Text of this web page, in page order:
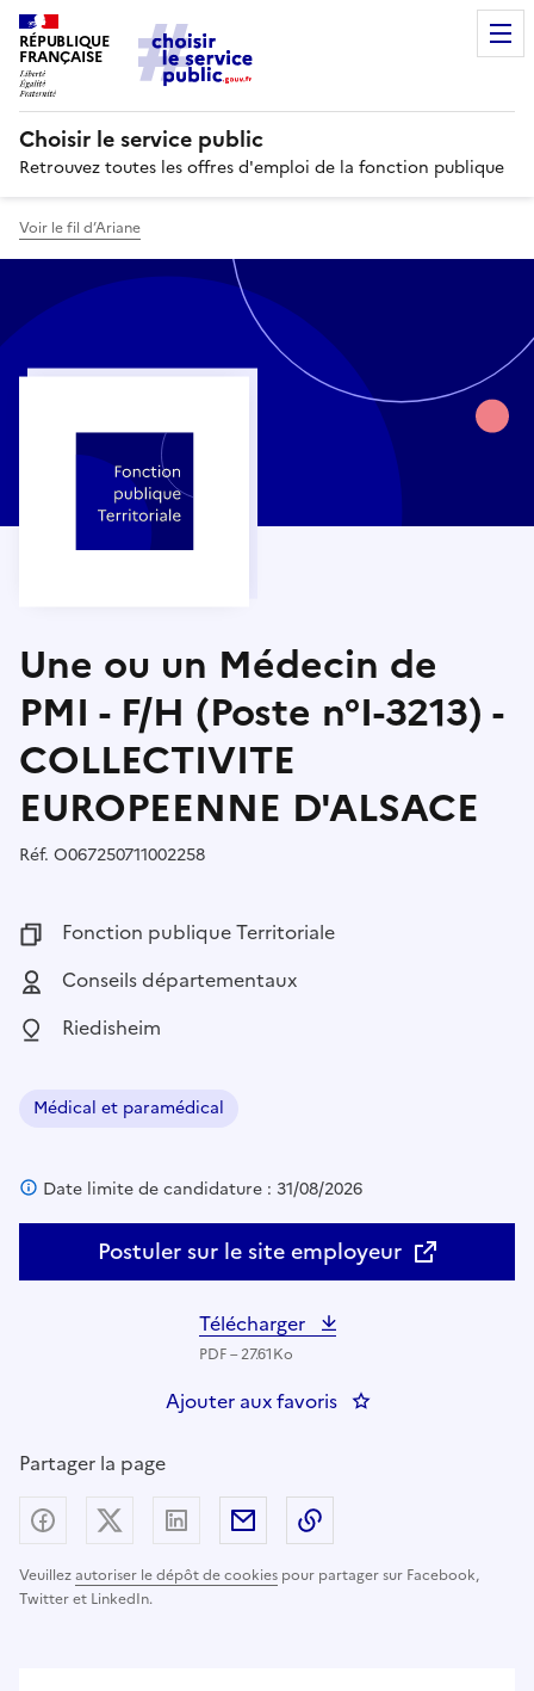
RÉPUBLIQUE
FRANÇAISE
Choisir le service public
Retrouvez toutes les offres d'emploi de la fonction publique
Voir le fil d’Ariane
Une ou un Médecin de
PMI - F/H (Poste n°I-3213) -
COLLECTIVITE
EUROPEENNE D'ALSACE
Réf. Référence :
O067250711002258
Fonction publique :
Fonction publique Territoriale
Employeur :
Conseils départementaux
Localisation :
Riedisheim
Domaine :
Médical et paramédical
Postuler sur le site employeur
Date limite de candidature : 31/08/2026
Télécharger
PDF – 27.61Ko
Ajouter aux favoris : Une ou un
Partager la page
Veuillezautoriser le dépôt de cookies pour partager sur Facebook,
Twitter et LinkedIn.
Partager sur Facebook
Partager sur X (anciennement Twitter) -
Partager sur LinkedIn
Partager par email